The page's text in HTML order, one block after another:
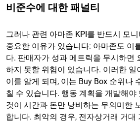
비준수에 대한 패널티
그러나 관련 아마존 KPI를 반드시 모
중요한 이유가 있습니다: 아마존도 이
다. 판매자가 성과 메트릭을 무시하면
하지 못할 위험이 있습니다. 이러한 일
이를 알게 되며, 이는 Buy Box 순위나
칠 수 있습니다. 행동 계획을 개발해야
것이 시간과 돈만 낭비하는 무의미한
합니다. 최악의 경우, 전자상거래 거대